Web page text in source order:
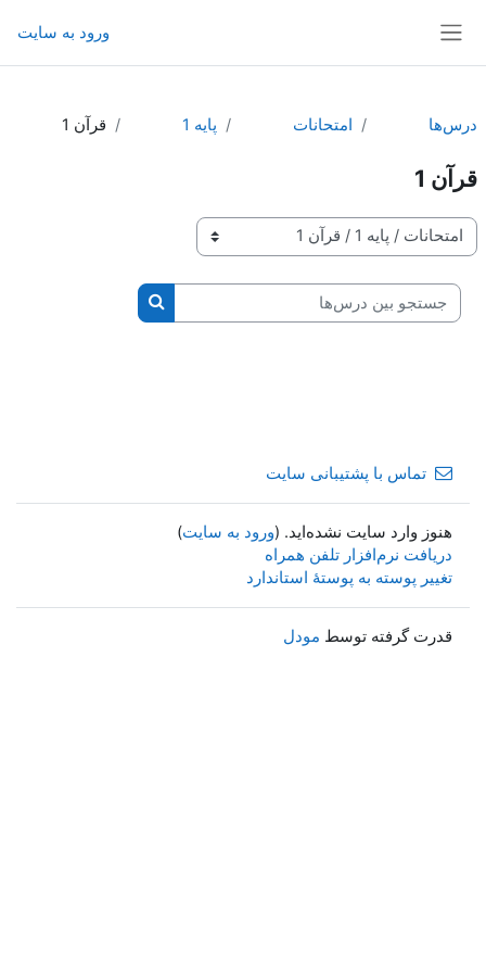
ورود به سایت
درس‌ها امتحانات پايه 1 قرآن 1
قرآن 1
طبقه‌های درسی
جستجو بین درس‌ها
جستجو بین درس‌ها
تماس با پشتیبانی سایت
هنوز وارد سایت نشده‌اید. (ورود به سایت)
دریافت نرم‌افزار تلفن همراه
تغییر پوسته به پوستهٔ استاندارد
قدرت گرفته توسط مودل